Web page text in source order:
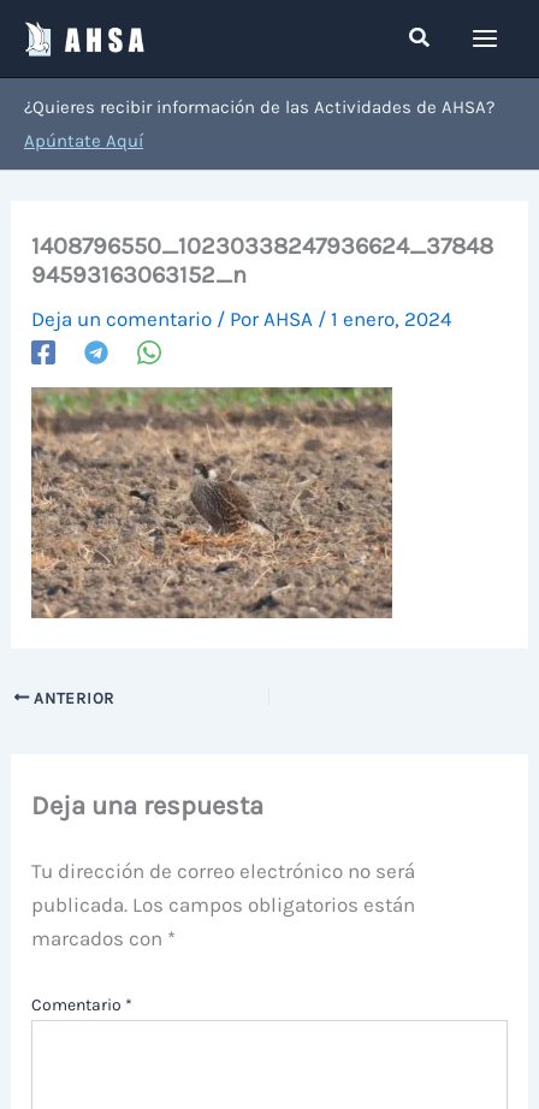
contenido
Buscar
¿Quieres recibir información de las Actividades de AHSA?
Apúntate Aquí
1408796550_10230338247936624_37848
94593163063152_n
Deja un comentario / Por AHSA /1 enero, 2024
ANTERIOR
Deja una respuesta
Tu dirección de correo electrónico no será
publicada. Los campos obligatorios están
marcados con *
Comentario *